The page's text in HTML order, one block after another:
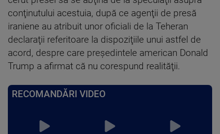
conţinutului acestuia, după ce agenţii de presă
iraniene au atribuit unor oficiali de la Teheran
declaraţii referitoare la dispoziţiile unui astfel de
acord, despre care preşedintele american Donald
Trump a afirmat că nu corespund realităţii.
RECOMANDĂRI VIDEO